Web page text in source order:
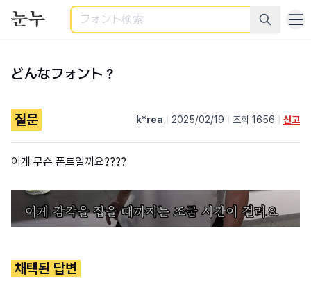
検索
どんなフォント？
질문 k*rea 2025/02/19 조회 1656 신고
이게 무슨 폰트일까요????
채택된 답변